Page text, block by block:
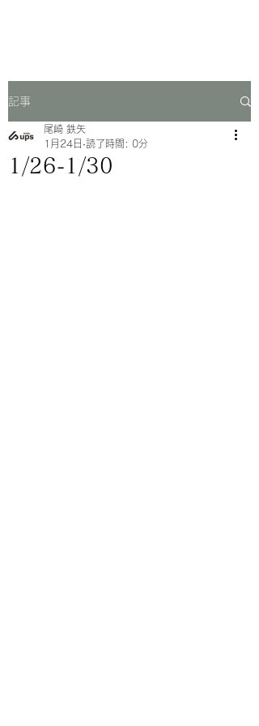
記事
1/26-1/30
尾崎 鉄矢
1月24日 読了時間: 0分